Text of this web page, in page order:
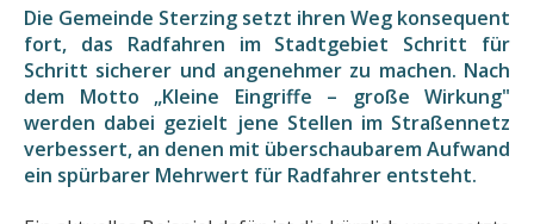
Die Gemeinde Sterzing setzt ihren Weg konsequent
fort, das Radfahren im Stadtgebiet Schritt für
Schritt sicherer und angenehmer zu machen. Nach
dem Motto „Kleine Eingriffe – große Wirkung"
werden dabei gezielt jene Stellen im Straßennetz
verbessert, an denen mit überschaubarem Aufwand
ein spürbarer Mehrwert für Radfahrer entsteht.